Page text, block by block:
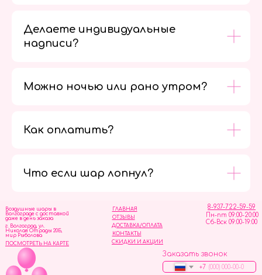
Делаете индивидуальные
надписи?
Можно ночью или рано утром?
Как оплатить?
Что если шар лопнул?
ОТЗЫВЫ
ГЛАВНАЯ
ДОСТАВКА/ОПЛАТА
СКИДКИ И АКЦИИ
КОНТАКТЫ
8-937-722-59-59
Пн-пт 09:00-20:00
Сб-Вск 09:00-19:00
Воздушные шары в
Волгограде с доставкой
даже в день заказа
Заказать звонок
+7
г. Волгоград, ул.
Николая Отрады 20Б,
мир Рыболова
ПОСМОТРЕТЬ НА КАРТЕ